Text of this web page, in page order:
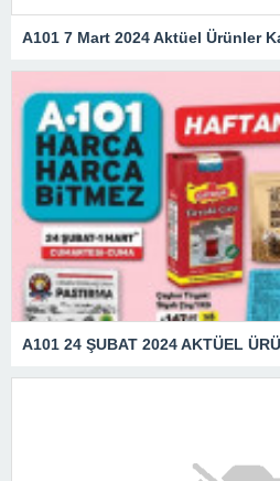
A101 7 Mart 2024 Aktüel Ürünler
A101 24 ŞUBAT 2024 AKTÜEL